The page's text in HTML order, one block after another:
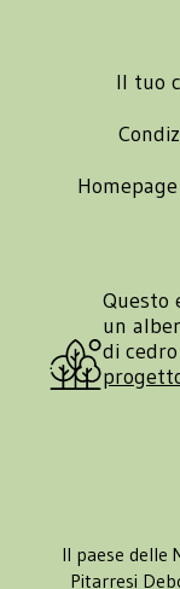
Il tuo
Homepage
Questo
un
di
Il paese delle
Pitarresi